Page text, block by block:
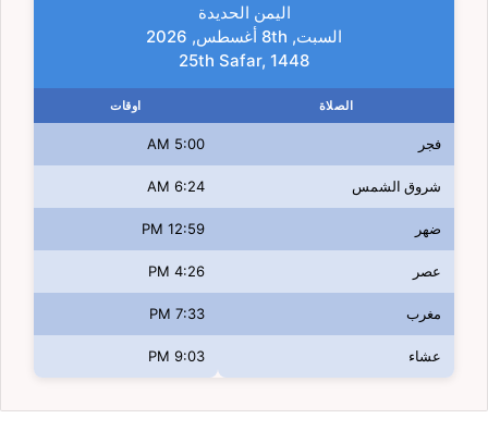
اليمن الحديدة
السبت, 8th أغسطس, 2026
25th Safar, 1448
الصلاة اوقات
فجر 5:00 AM
شروق الشمس 6:24 AM
ضهر 12:59 PM
عصر 4:26 PM
مغرب 7:33 PM
عشاء 9:03 PM